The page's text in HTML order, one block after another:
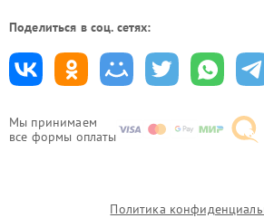
Мы принимаем
все формы оплаты
Поделиться в соц. сетях:
Политика